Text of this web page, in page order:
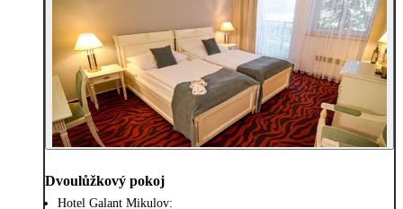
Dvoulůžkový pokoj
Hotel Galant Mikulov: